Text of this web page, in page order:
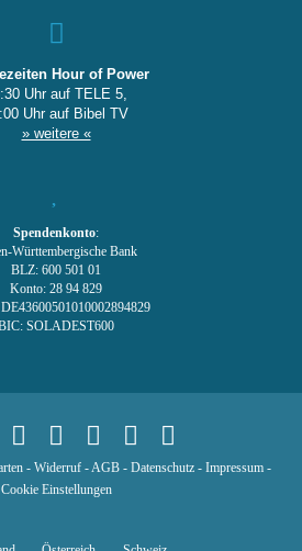
Hour of Power
Uhr auf TELE 5,
Uhr auf Bibel TV
» weitere «
Spendenkonto:
Württembergische Bank
BLZ: 600 501 01
Konto: 28 94 829
SOLADEST600
- Widerruf-AGB- Datenschutz- Impressum-
Cookie Einstellungen